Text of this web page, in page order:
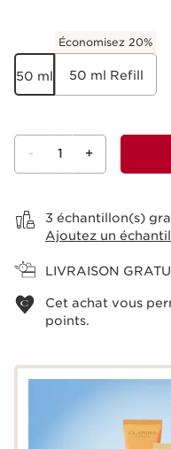
50 ml
Économisez 20%
50 ml Refill
- 1 +
3 échantillon(s)
Ajoutez un
LIVRAISON
Cet achat vous
points.